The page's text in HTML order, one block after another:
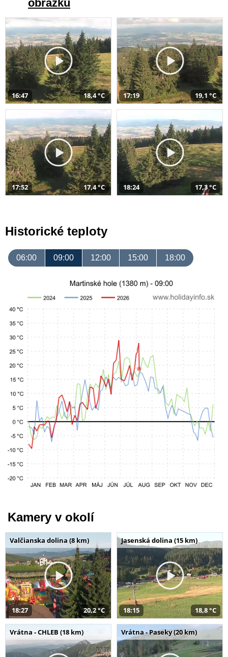
obrazků
16:47 18,4 °C 17:19 19,1 °C
17:52 17,4 °C 18:24 17,3 °C
Historické teploty
06:00 09:00 12:00 15:00 18:00
Kamery v okolí
Valčianska dolina (8 km)
18:27 20,2 °C
Jasenská dolina (15 km)
18:15 18,8 °C
Vrátna - CHLEB (18 km) Vrátna - Paseky (20 km)